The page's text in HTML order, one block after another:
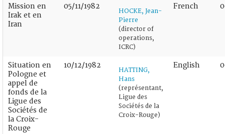
Mission en
Irak et en
Iran
05/11/1982
HOCKE, Jean-
Pierre
(director of
operations,
ICRC)
French
Situation en
Pologne et
appel de
fonds de la
Ligue des
Sociétés de
la Croix-
Rouge
10/12/1982
HATTING,
Hans
(représentant,
Ligue des
Sociétés de la
Croix-Rouge)
English